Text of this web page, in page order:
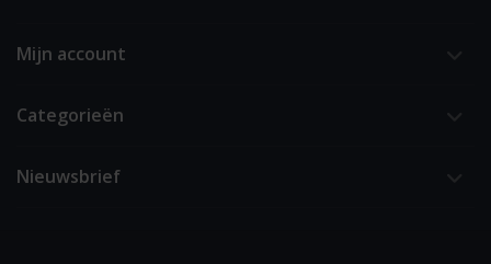
Mijn account
Categorieën
Nieuwsbrief